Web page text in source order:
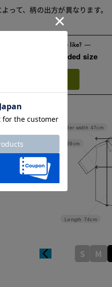
って、柄の出方が異なります。
the recommended size
Length 74cm
59cm
Shoulder width 47cm
S M